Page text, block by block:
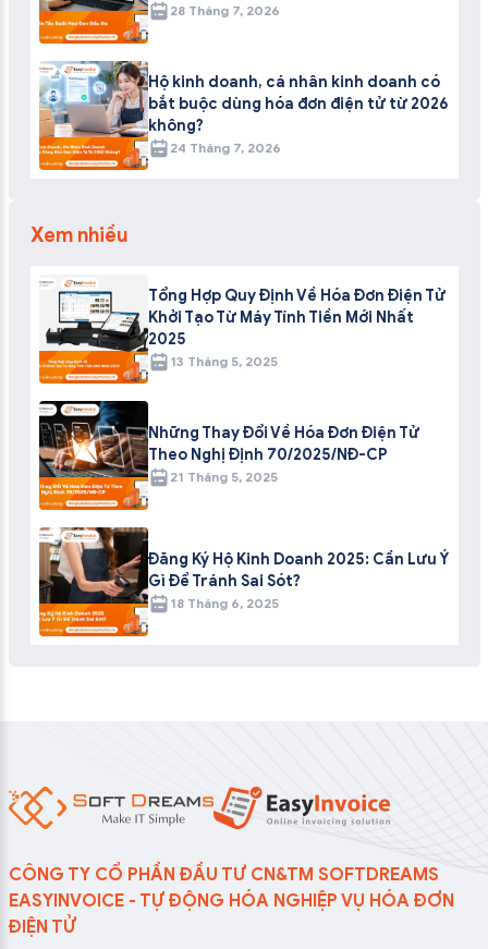
28 Tháng 7, 2026
Hộ kinh doanh, cá nhân kinh doanh có
bắt buộc dùng hóa đơn điện tử từ 2026
không?
24 Tháng 7, 2026
Xem nhiều
Tổng Hợp Quy Định Về Hóa Đơn Điện Tử
Khởi Tạo Từ Máy Tính Tiền Mới Nhất
2025
13 Tháng 5, 2025
Những Thay Đổi Về Hóa Đơn Điện Tử
Theo Nghị Định 70/2025/NĐ-CP
21 Tháng 5, 2025
Đăng Ký Hộ Kinh Doanh 2025: Cần Lưu Ý
Gì Để Tránh Sai Sót?
18 Tháng 6, 2025
CÔNG TY CỔ PHẦN ĐẦU TƯ CN&TM SOFTDREAMS
EASYINVOICE - TỰ ĐỘNG HÓA NGHIỆP VỤ HÓA ĐƠN
ĐIỆN TỬ